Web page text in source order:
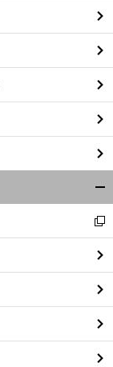
る
閉
る
新
し
い
ウ
ィ
ン
ド
ウ
で